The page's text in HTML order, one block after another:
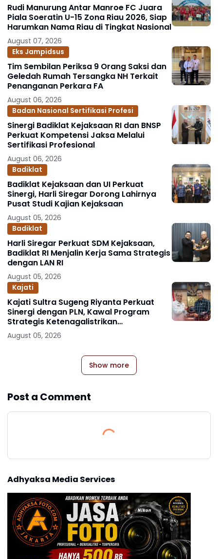
Rudi Manurung Antar Manroe FC Juara
Piala Soeratin U-15 Zona Riau 2026, Siap
Harumkan Nama Riau di Tingkat Nasional
August 07, 2026
Eks Jampidsus
Tim Sembilan Periksa 9 Orang Saksi dan
Geledah Rumah Tersangka NH Terkait
Penanganan Perkara FA
August 06, 2026
Badan Nasional Sertifikasi Profesi
Sinergi Badiklat Kejaksaan RI dan BNSP
Perkuat Kompetensi Jaksa Melalui
Sertifikasi Profesional
August 06, 2026
Badiklat
Badiklat Kejaksaan dan UI Perkuat
Sinergi, Harli Siregar Dorong Lahirnya
Pusat Studi Kajian Kejaksaan
August 05, 2026
Badiklat
Harli Siregar Perkuat SDM Kejaksaan,
Badiklat RI Menjalin Kerja Sama Strategis
dengan LAN RI
August 05, 2026
Kajati
Kajati Sultra Sugeng Riyanta Perkuat
Sinergi dengan PLN, Kawal Program
Strategis Ketenagalistrikan
Berlandaskan Kepastian Hukum
August 05, 2026
Show more
Post a Comment
Adhyaksa Media Services